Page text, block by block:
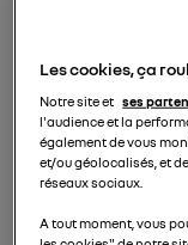
Nom
Email
Les cookies, ça
Notre site et ses
l'audience et la
également de vous
et/ou géolocalisés, et
réseaux sociaux.
A tout moment, vous